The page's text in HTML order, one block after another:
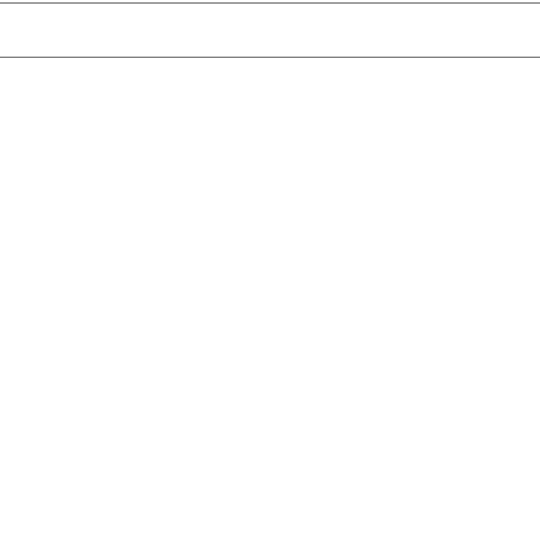
тенденциях встречаются необычные